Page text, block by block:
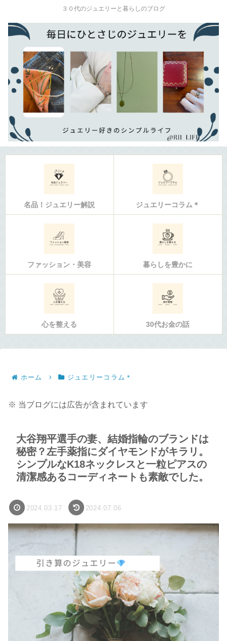
３０代のジュエリーと暮らしのブログ
名品！ジュエリー解説 ジュエリーコラム＊
ファッション・美容 暮らしを豊かに
心を整える 30代お金の話
ホーム ジュエリーコラム＊
※ 当ブログには広告が含まれています
大谷翔平選手の妻、結婚指輪のブランドは
秘密？左手薬指にダイヤモンドがキラリ。
シンプルなK18ネックレスと一粒ピアスの
清潔感あるコーディネートも素敵でした。
2024.03.17 2024.07.06